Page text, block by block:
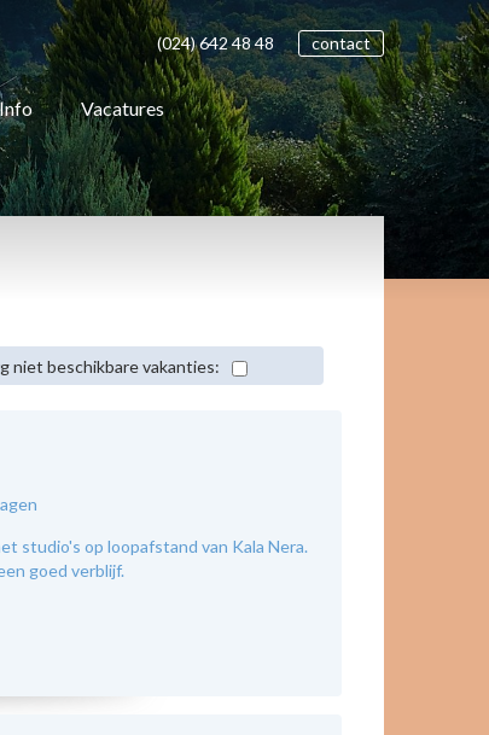
(024)642 4848 contact
Vacatures
niet beschikbare vakanties:
studio's op loopafstand van Kala Nera.
goed verblijf.